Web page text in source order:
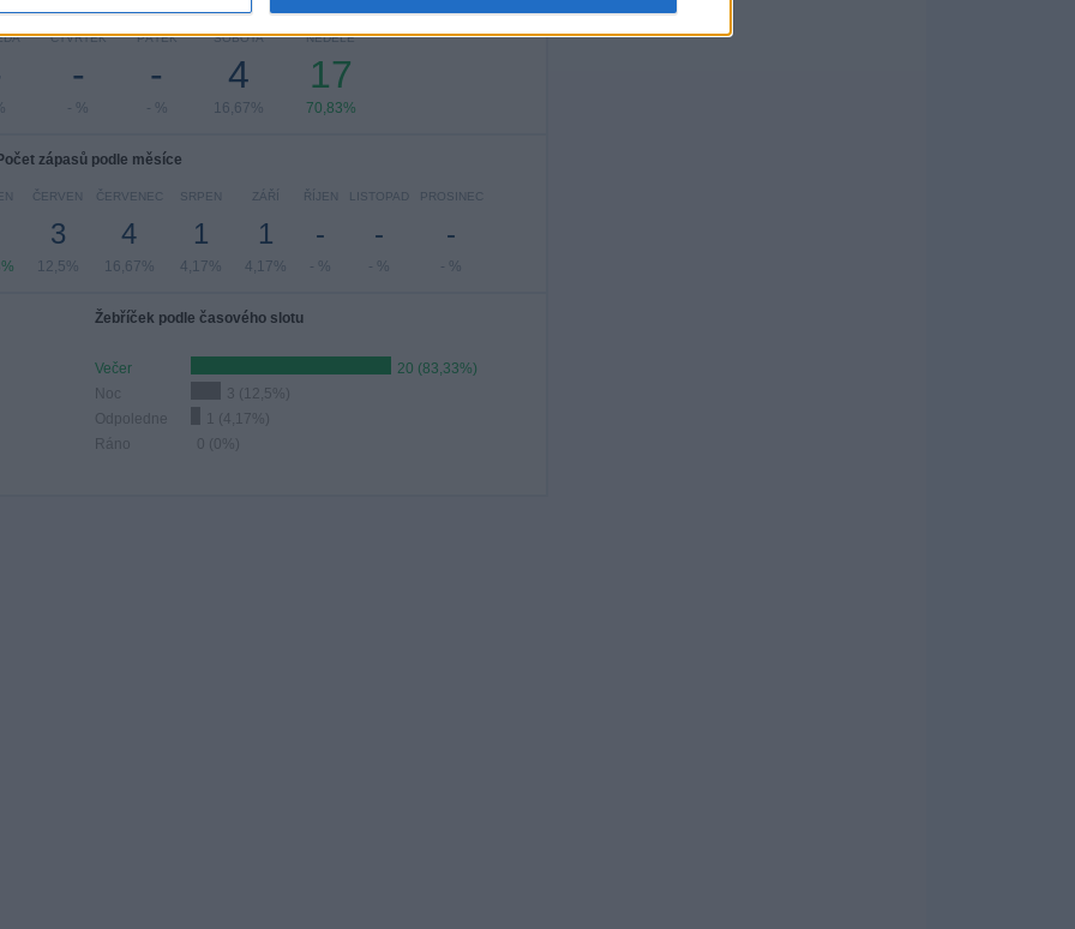
ČTVRTEK
-
- %
PÁTEK
-
- %
SOBOTA
4
16,67%
NEDĚLE
17
70,83%
zápasů podle měsíce
ČERVEN
3
12,5%
ČERVENEC
4
16,67%
SRPEN
1
4,17%
ZÁŘÍ
1
4,17%
ŘÍJEN
-
- %
LISTOPAD
-
- %
PROSINEC
-
- %
Žebříček podle časového slotu
Večer
20 (83,33%)
Noc
3 (12,5%)
Odpoledne
1 (4,17%)
Ráno
0 (0%)